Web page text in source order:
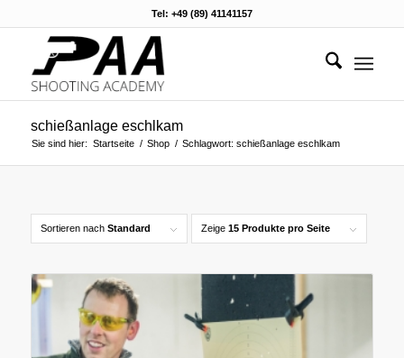
Tel: +49 (89) 41141157
schießanlage eschlkam
Sie sind hier: Startseite / Shop / Schlagwort: schießanlage eschlkam
Sortieren nach Standard Zeige 15 Produkte pro Seite